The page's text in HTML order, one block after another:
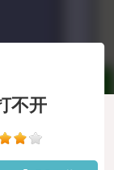
不开